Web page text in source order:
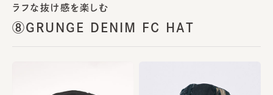
ラフな抜け感を楽しむ
⑧GRUNGE DENIM FC HAT